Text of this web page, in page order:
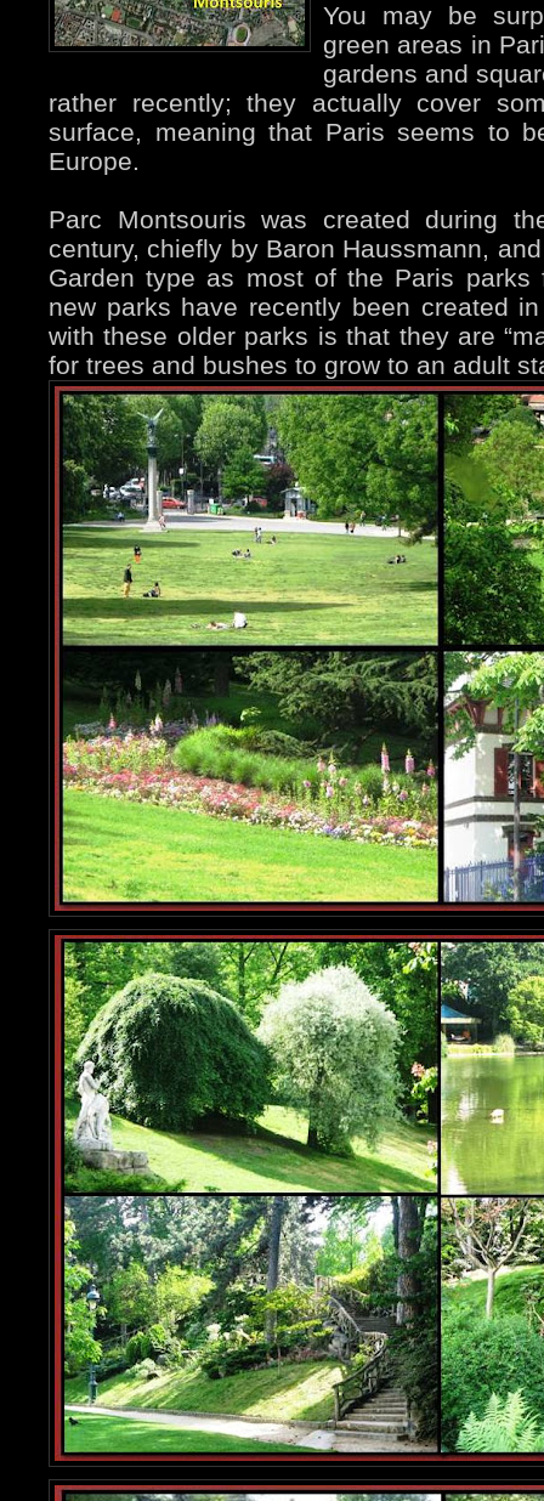
You may be
green areas in
gardens and
rather recently; they actually cover
surface, meaning that Paris seems to
Europe.
Parc Montsouris was created during
century, chiefly by Baron Haussmann,
Garden type as most of the Paris
new parks have recently been created
with these older parks is that they are
for trees and bushes to grow to an adult